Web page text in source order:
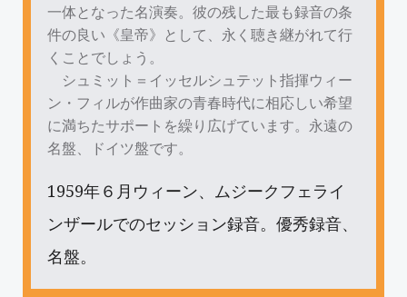
一体となった名演奏。彼の残した最も録音の条
件の良い《皇帝》として、永く聴き継がれて行
くことでしょう。
シュミット＝イッセルシュテット指揮ウィー
ン・フィルが作曲家の青春時代に相応しい希望
に満ちたサポートを繰り広げています。永遠の
名盤、ドイツ盤です。
1959年６月ウィーン、ムジークフェライ
ンザールでのセッション録音。優秀録音、
名盤。